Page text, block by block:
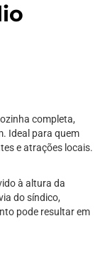
completa,
Ideal para quem
e atrações locais.
à altura da
do síndico,
pode resultar em